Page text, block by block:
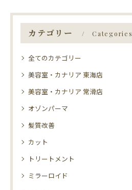
カテゴリー Categories
全てのカテゴリー
美容室・カナリア 東海店
美容室・カナリア 常滑店
オゾンパーマ
髪質改善
カット
トリートメント
ミラーロイド